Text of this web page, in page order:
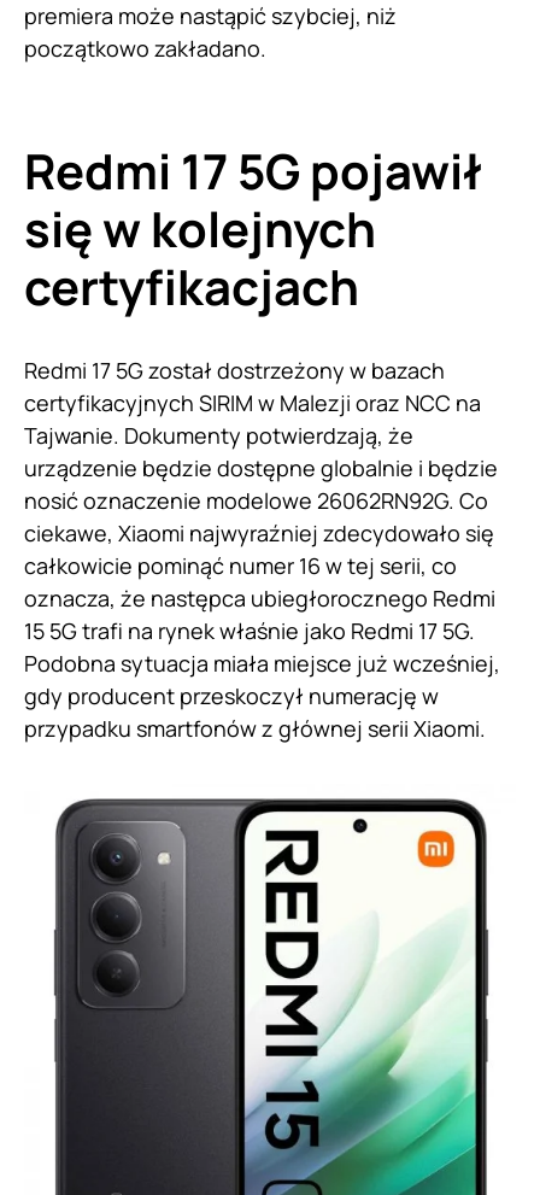
premiera może nastąpić szybciej, niż
początkowo zakładano.
Redmi 17 5G pojawił
się w kolejnych
certyfikacjach
Redmi 17 5G został dostrzeżony w bazach
certyfikacyjnych SIRIM w Malezji oraz NCC na
Tajwanie. Dokumenty potwierdzają, że
urządzenie będzie dostępne globalnie i będzie
nosić oznaczenie modelowe 26062RN92G. Co
ciekawe, Xiaomi najwyraźniej zdecydowało się
całkowicie pominąć numer 16 w tej serii, co
oznacza, że następca ubiegłorocznego Redmi
15 5G trafi na rynek właśnie jako Redmi 17 5G.
Podobna sytuacja miała miejsce już wcześniej,
gdy producent przeskoczył numerację w
przypadku smartfonów z głównej serii Xiaomi.